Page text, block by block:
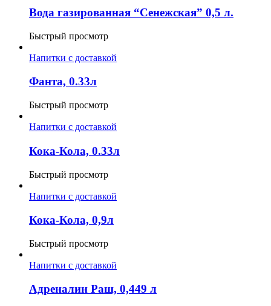
Вода газированная “Сенежская” 0,5 л.
Быстрый просмотр
Напитки с доставкой
Фанта, 0.33л
Быстрый просмотр
Напитки с доставкой
Кока-Кола, 0.33л
Быстрый просмотр
Напитки с доставкой
Кока-Кола, 0,9л
Быстрый просмотр
Напитки с доставкой
Адреналин Раш, 0,449 л